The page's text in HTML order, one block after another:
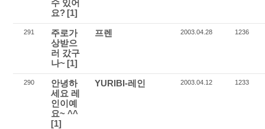
수 있어
요? [1]
291
주로가
상받으
러 갔구
나~ [1]
프렌 2003.04.28 1236
290
안녕하
세요 레
인이예
요~ ^^
[1]
YURIBI-레인 2003.04.12 1233